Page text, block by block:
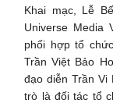
Khai mạc, Lễ
Universe Media
phối hợp tổ
Trần Việt Bảo
đạo diễn Trần
trò là đối tác tổ